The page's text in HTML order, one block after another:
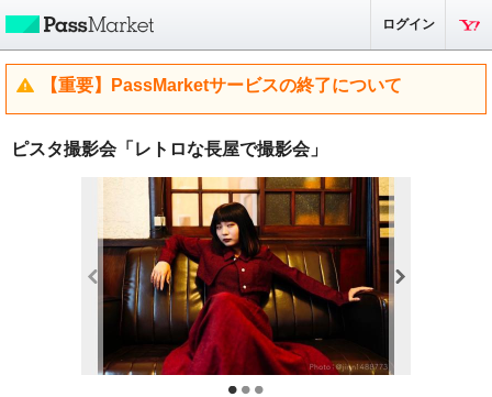
ログイン
【重要】PassMarketサービスの終了について
ピスタ撮影会「レトロな長屋で撮影会」